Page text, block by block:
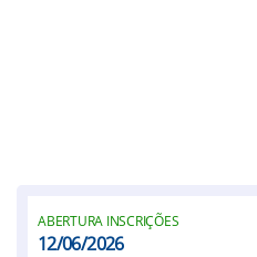
ABERTURA INSCRIÇÕES
12/06/2026